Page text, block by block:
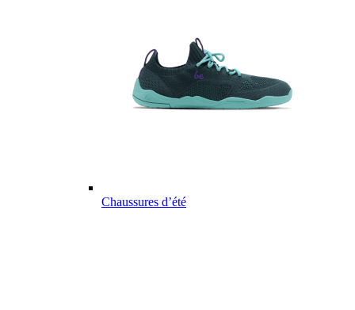
Chaussures d’été